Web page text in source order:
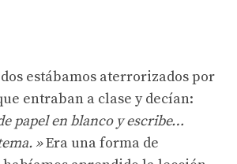
estábamos aterrorizados por
entraban a clase y decían:
papel en blanco y escribe…
»Era una forma de